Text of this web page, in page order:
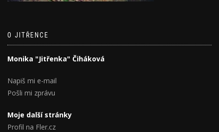
O JITŘENCE
Monika "Jitřenka" Čiháková
Napiš mi e-mail
Pošli mi zprávu
Moje další stránky
Profil na Fler.cz